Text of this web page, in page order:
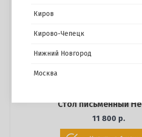
Стол письменный
11 800 р.
Киров
Кирово-Чепецк
Нижний Новгород
Москва